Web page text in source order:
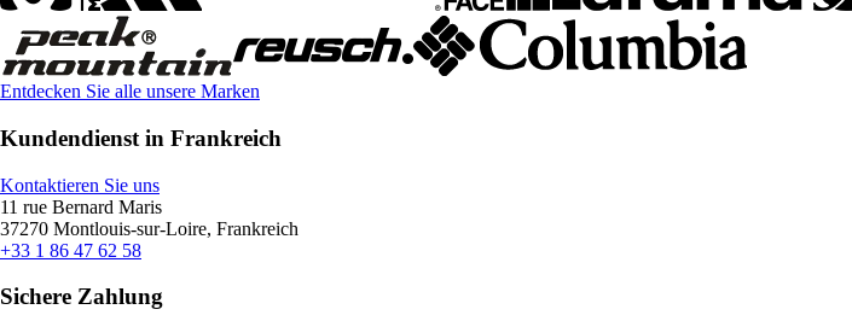
Entdecken Sie alle unsere Marken
Kundendienst in Frankreich
Kontaktieren Sie uns
11 rue Bernard Maris
37270 Montlouis-sur-Loire, Frankreich
+33 1 86 47 62 58
Sichere Zahlung